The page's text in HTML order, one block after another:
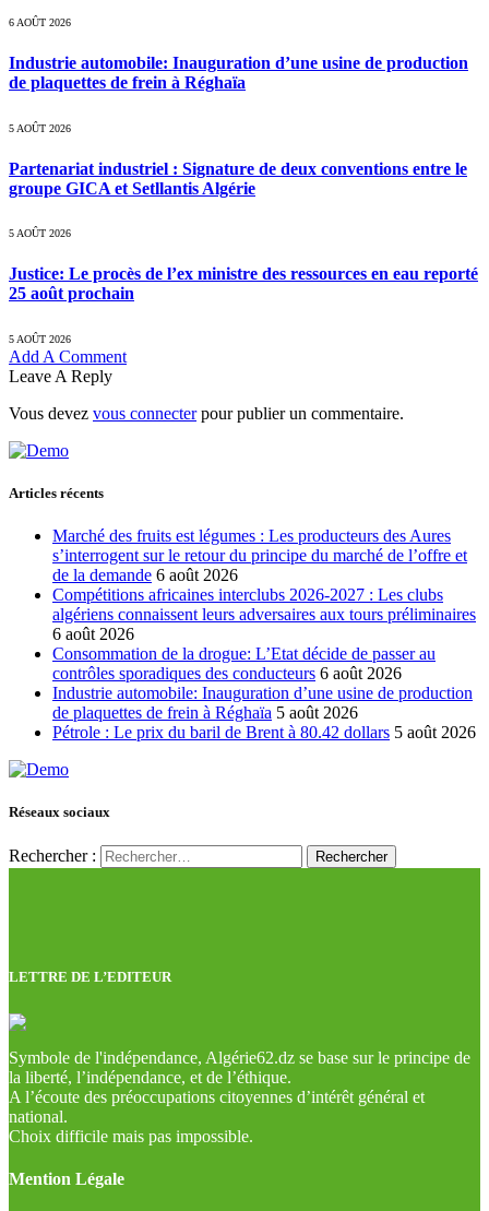
6 AOÛT 2026
Industrie automobile: Inauguration d’une usine de production
de plaquettes de frein à Réghaïa
5 AOÛT 2026
Partenariat industriel : Signature de deux conventions entre le
groupe GICA et Setllantis Algérie
5 AOÛT 2026
Justice: Le procès de l’ex ministre des ressources en eau reporté
25 août prochain
5 AOÛT 2026
Add A Comment
Leave A Reply
Vous devez vous connecterpour publier un commentaire.
Articles récents
Marché des fruits est légumes : Les producteurs des Aures
s’interrogent sur le retour du principe du marché de l’offre et
de la demande 6 août 2026
Compétitions africaines interclubs 2026-2027 : Les clubs
algériens connaissent leurs adversaires aux tours préliminaires
6 août 2026
Consommation de la drogue: L’Etat décide de passer au
contrôles sporadiques des conducteurs 6 août 2026
Industrie automobile: Inauguration d’une usine de production
de plaquettes de frein à Réghaïa 5 août 2026
Pétrole : Le prix du baril de Brent à 80.42 dollars 5 août 2026
Réseaux sociaux
Rechercher :
LETTRE DE L’EDITEUR
Symbole de l'indépendance, Algérie62.dz se base sur le principe de
la liberté, l’indépendance, et de l’éthique.
A l’écoute des préoccupations citoyennes d’intérêt général et
national.
Choix difficile mais pas impossible.
Mention Légale